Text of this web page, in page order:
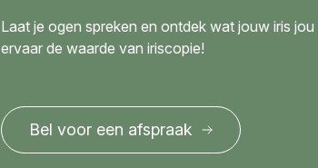
Laat je ogen spreken en ontdek wat jouw iris
ervaar de waarde van iriscopie!
Bel voor een afspraak